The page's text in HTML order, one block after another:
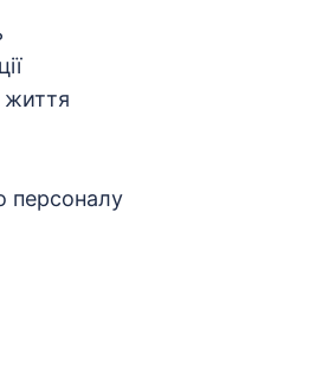
життя
персоналу